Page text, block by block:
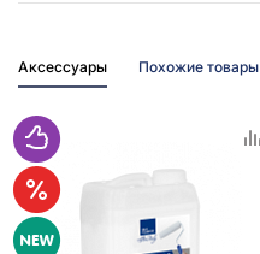
Аксессуары Похожие товары